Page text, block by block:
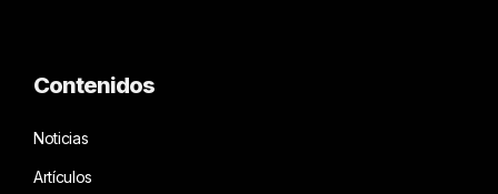
Contenidos
Noticias
Artículos